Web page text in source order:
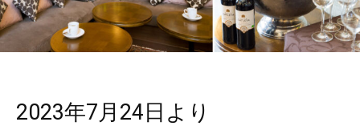
2023年7月24日より